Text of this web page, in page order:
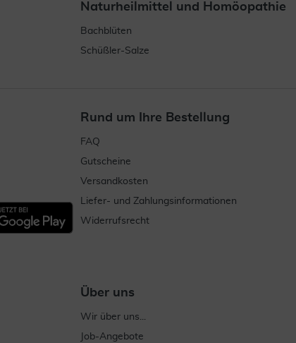
Naturheilmittel und Homöopathie
Bachblüten
Schüßler-Salze
Rund um Ihre Bestellung
FAQ
Gutscheine
Versandkosten
Liefer- und Zahlungsinformationen
Widerrufsrecht
Über uns
Wir über uns...
Job-Angebote